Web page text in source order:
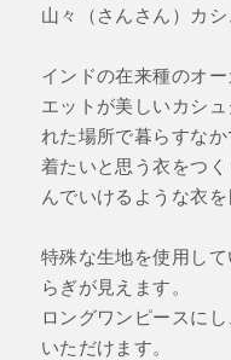
山々（さんさん）カ
インドの在来種のオ
エットが美しいカシ
れた場所で暮らすな
着たいと思う衣をつ
んでいけるような衣を
特殊な生地を使用し
らぎが見えます。
ロングワンピースに
いただけます。